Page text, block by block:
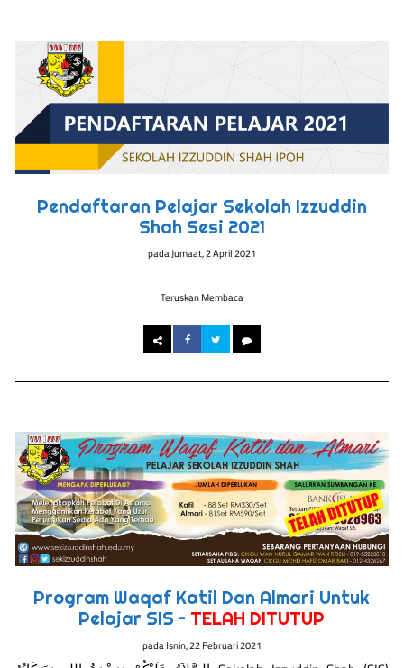
Pendaftaran Pelajar Sekolah Izzuddin
Shah Sesi 2021
padaJumaat, 2 April 2021
Teruskan Membaca
Program Waqaf Katil Dan Almari Untuk
Pelajar SIS – TELAH DITUTUP
padaIsnin, 22 Februari 2021